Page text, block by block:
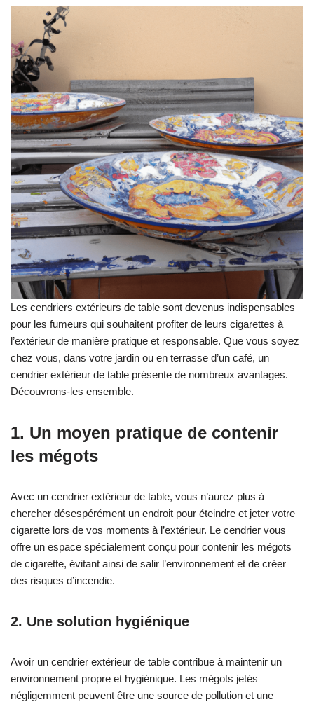
Les cendriers extérieurs de table sont devenus indispensables
pour les fumeurs qui souhaitent profiter de leurs cigarettes à
l’extérieur de manière pratique et responsable. Que vous soyez
chez vous, dans votre jardin ou en terrasse d’un café, un
cendrier extérieur de table présente de nombreux avantages.
Découvrons-les ensemble.
1. Un moyen pratique de contenir
les mégots
Avec un cendrier extérieur de table, vous n’aurez plus à
chercher désespérément un endroit pour éteindre et jeter votre
cigarette lors de vos moments à l’extérieur. Le cendrier vous
offre un espace spécialement conçu pour contenir les mégots
de cigarette, évitant ainsi de salir l’environnement et de créer
des risques d’incendie.
2. Une solution hygiénique
Avoir un cendrier extérieur de table contribue à maintenir un
environnement propre et hygiénique. Les mégots jetés
négligemment peuvent être une source de pollution et une